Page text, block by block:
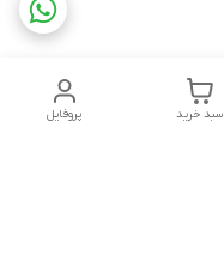
پروفایل سبد خرید